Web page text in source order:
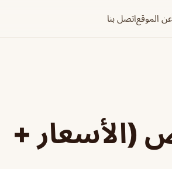
عن الموقعاتصل بنا
(الأسعار +